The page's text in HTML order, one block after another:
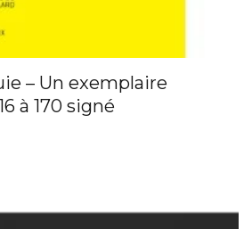
– Un exemplaire
à 170 signé